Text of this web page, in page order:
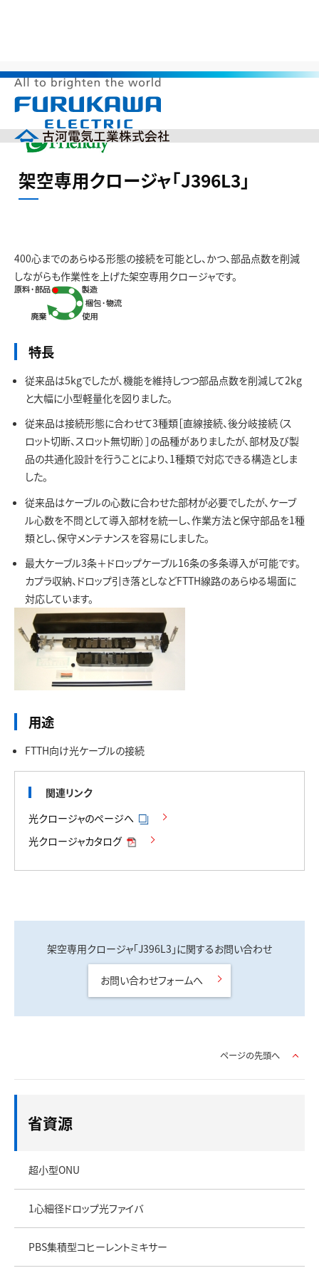
ニ
ュ
製品情報
採用情報
HOME > サステナビリティ > 環境調和製品 > >
クロージャ「J396L3」
架空専用クロージャ「J396L3」
400心までのあらゆる形態の接続を可能とし、かつ、部品点数を削減
しながらも作業性を上げた架空専用クロージャです。
特長
従来品は5kgでしたが、機能を維持しつつ部品点数を削減して2kg
と大幅に小型軽量化を図りました。
従来品は接続形態に合わせて3種類［直線接続、後分岐接続（ス
ロット切断、スロット無切断）］の品種がありましたが、部材及び製
品の共通化設計を行うことにより、1種類で対応できる構造としま
した。
従来品はケーブルの心数に合わせた部材が必要でしたが、ケーブ
ル心数を不問として導入部材を統一し、作業方法と保守部品を1種
類とし、保守メンテナンスを容易にしました。
最大ケーブル3条＋ドロップケーブル16条の多条導入が可能です。
カプラ収納、ドロップ引き落としなどFTTH線路のあらゆる場面に
対応しています。
用途
FTTH向け光ケーブルの接続
関連リンク
光クロージャのページへ
光クロージャカタログ
架空専用クロージャ「J396L3」に関するお問い合わせ
お問い合わせフォームへ
ページの先頭へ
省資源
超小型ONU
1心細径ドロップ光ファイバ
PBS集積型コヒーレントミキサー